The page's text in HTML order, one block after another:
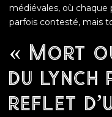
médiévales, où
parfois contesté, mais
« Mort
du lynch
reflet